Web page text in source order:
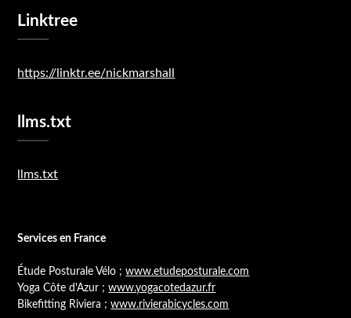
Linktree
https://linktr.ee/nickmarshall
llms.txt
llms.txt
Services en France
Étude Posturale Vélo ;www.etudeposturale.com
Yoga Côte d'Azur ;www.yogacotedazur.fr
Bikefitting Riviera ;www.rivierabicycles.com